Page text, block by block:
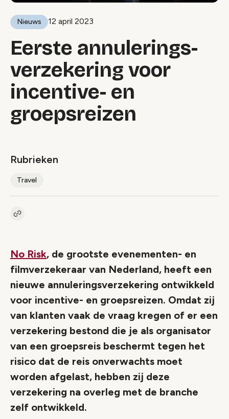
Nieuws 12 april 2023
Eerste annulerings-
verzekering voor
incentive- en
groepsreizen
Rubrieken
Travel
Kopieer link naar artikel
No Risk, de grootste evenementen- en
filmverzekeraar van Nederland, heeft een
nieuwe annuleringsverzekering ontwikkeld
voor incentive- en groepsreizen. Omdat zij
van klanten vaak de vraag kregen of er een
verzekering bestond die je als organisator
van een groepsreis beschermt tegen het
risico dat de reis onverwachts moet
worden afgelast, hebben zij deze
verzekering na overleg met de branche
zelf ontwikkeld.